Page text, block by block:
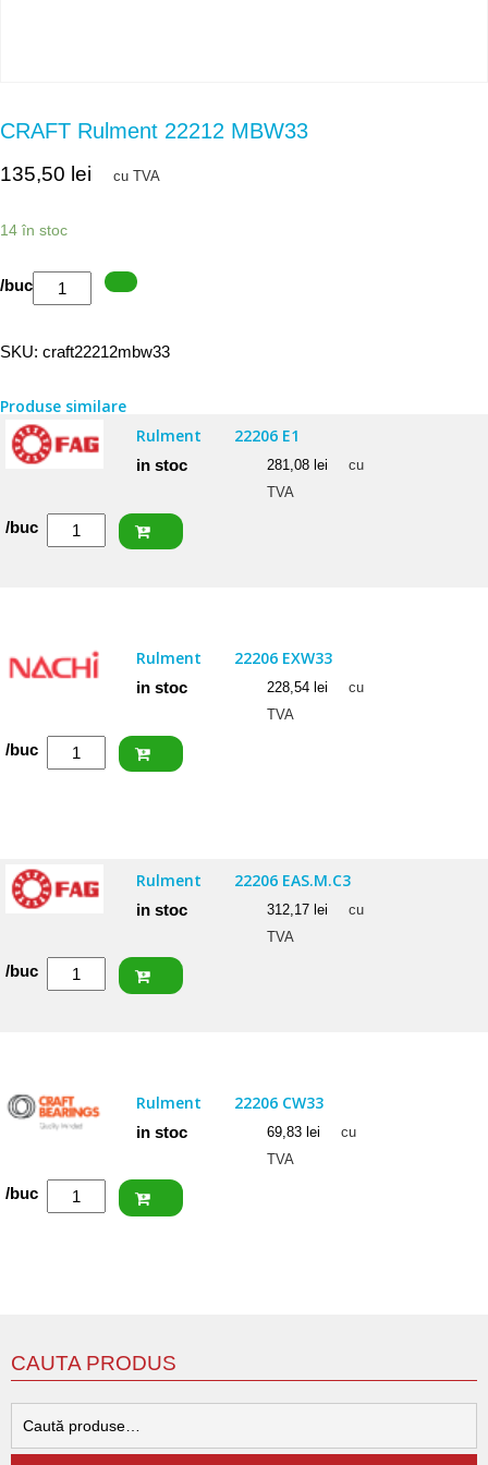
CRAFT Rulment 22212 MBW33
135,50 lei cu TVA
14 în stoc
Cantitate
CRAFT
/buc
SKU: craft22212mbw33
Produse similare
Rulment
22206 E1
in stoc 281,08 lei
cu
TVA
Cantitate
/buc
Rulment 22206 EXW33
in stoc 228,54 lei
cu
TVA
Cantitate
NACHI
/buc
Rulment 22206 EAS.M.C3
in stoc 312,17 lei
cu
TVA
Cantitate
/buc
Rulment 22206 CW33
in stoc 69,83 lei
cu
TVA
Cantitate
CRAFT
/buc
CAUTA PRODUS